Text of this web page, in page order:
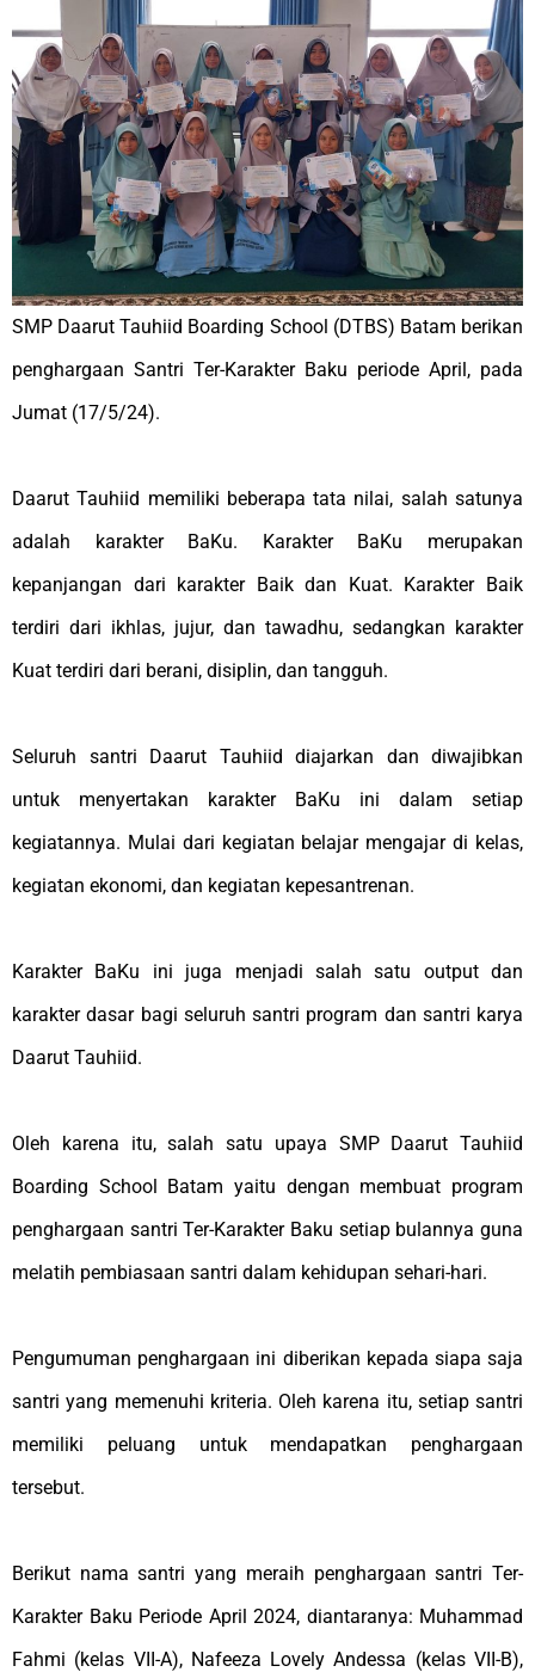
SMP Daarut Tauhiid Boarding School (DTBS) Batam berikan
penghargaan Santri Ter-Karakter Baku periode April, pada
Jumat (17/5/24).
Daarut Tauhiid memiliki beberapa tata nilai, salah satunya
adalah karakter BaKu. Karakter BaKu merupakan
kepanjangan dari karakter Baik dan Kuat. Karakter Baik
terdiri dari ikhlas, jujur, dan tawadhu, sedangkan karakter
Kuat terdiri dari berani, disiplin, dan tangguh.
Seluruh santri Daarut Tauhiid diajarkan dan diwajibkan
untuk menyertakan karakter BaKu ini dalam setiap
kegiatannya. Mulai dari kegiatan belajar mengajar di kelas,
kegiatan ekonomi, dan kegiatan kepesantrenan.
Karakter BaKu ini juga menjadi salah satu outputdan
karakter dasar bagi seluruh santri program dan santri karya
Daarut Tauhiid.
Oleh karena itu, salah satu upaya SMP Daarut Tauhiid
Boarding School Batam yaitu dengan membuat program
penghargaan santri Ter-Karakter Baku setiap bulannya guna
melatih pembiasaan santri dalam kehidupan sehari-hari.
Pengumuman penghargaan ini diberikan kepada siapa saja
santri yang memenuhi kriteria. Oleh karena itu, setiap santri
memiliki peluang untuk mendapatkan penghargaan
tersebut.
Berikut nama santri yang meraih penghargaan santri Ter-
Karakter Baku Periode April 2024, diantaranya: Muhammad
Fahmi (kelas VII-A), Nafeeza Lovely Andessa (kelas VII-B),